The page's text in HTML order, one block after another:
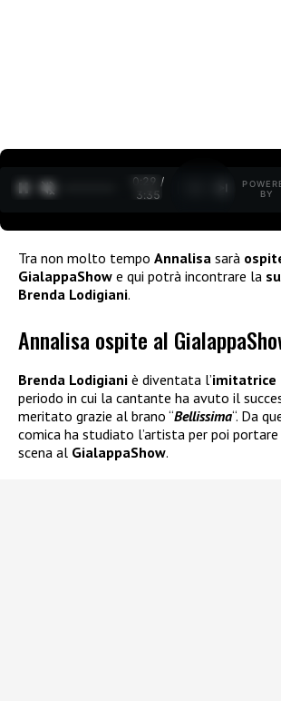
0:30 /
3:35
BY
Tra non molto tempo Annalisa sarà
GialappaShow e qui potrà incontrare la
Brenda Lodigiani.
Annalisa ospite al
Brenda Lodigiani è diventata l’imitatrice
periodo in cui la cantante ha avuto il
meritato grazie al brano “Bellissima“. Da
comica ha studiato l’artista per poi portare
scena al GialappaShow.